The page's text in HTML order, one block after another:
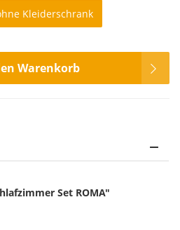
Kleiderschrank
Warenkorb
Set ROMA"